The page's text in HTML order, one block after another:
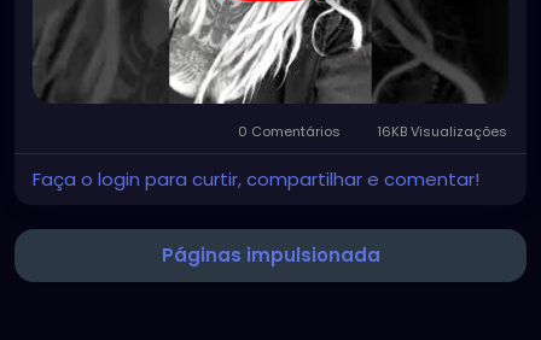
0 Comentários 16KB Visualizações
Faça o login para curtir, compartilhar e comentar!
Páginas impulsionada